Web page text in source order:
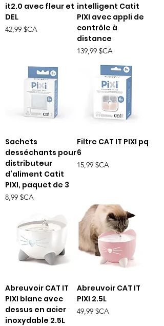
it2.0 avec fleur et
DEL
Prix
42,99 $CA
intelligent Catit
PIXI avec appli de
contrôle à
distance
Prix
139,99 $CA
Sachets
desséchants pour
distributeur
d’aliment Catit
PIXI, paquet de 3
Prix
8,99 $CA
Filtre CAT IT PIXI pq
6
Prix
15,99 $CA
Abreuvoir CAT IT
PIXI blanc avec
dessus en acier
inoxydable 2.5L
Abreuvoir CAT IT
PIXI 2.5L
Prix
49,99 $CA